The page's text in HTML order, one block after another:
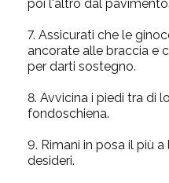
poi l'altro dal pavimento.
7. Assicurati che le
ancorate alle braccia e
per darti sostegno.
8. Avvicina i piedi tra di
fondoschiena.
9. Rimani in posa il più
desideri.